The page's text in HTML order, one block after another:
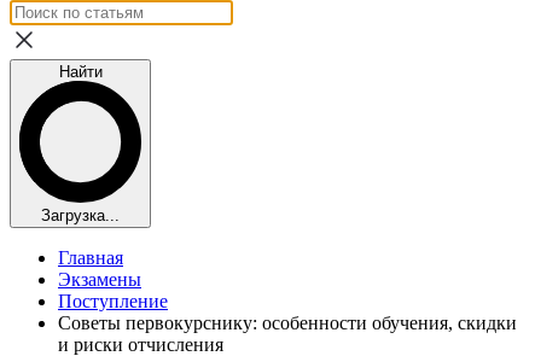
Найти
Загрузка...
Главная
Экзамены
Поступление
Советы первокурснику: особенности обучения, скидки
и риски отчисления